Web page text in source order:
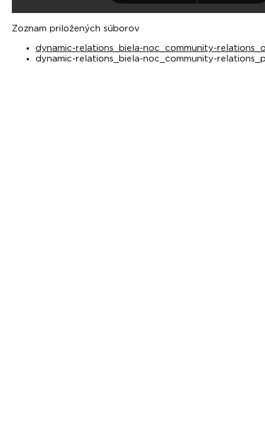
Zoznam priložených súborov
dynamic-relations_biela-noc_community-
dynamic-relations_biela-noc_community-